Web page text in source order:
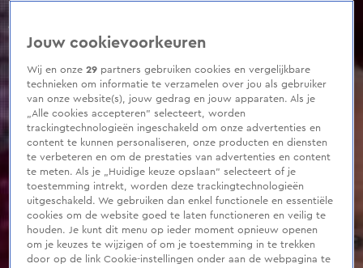
seconds
of
minutes,
seconds
Jouw cookievoorkeuren
Wij en onze29 partners gebruiken cookies en vergelijkbare
technieken om informatie te verzamelen over jou als gebruiker
van onze website(s), jouw gedrag en jouw apparaten. Als je
„Alle cookies accepteren” selecteert, worden
trackingtechnologieën ingeschakeld om onze advertenties en
content te kunnen personaliseren, onze producten en diensten
te verbeteren en om de prestaties van advertenties en content
te meten. Als je „Huidige keuze opslaan” selecteert of je
toestemming intrekt, worden deze trackingtechnologieën
uitgeschakeld. We gebruiken dan enkel functionele en essentiële
cookies om de website goed te laten functioneren en veilig te
houden. Je kunt dit menu op ieder moment opnieuw openen
om je keuzes te wijzigen of om je toestemming in te trekken
door op de link Cookie-instellingen onder aan de webpagina te